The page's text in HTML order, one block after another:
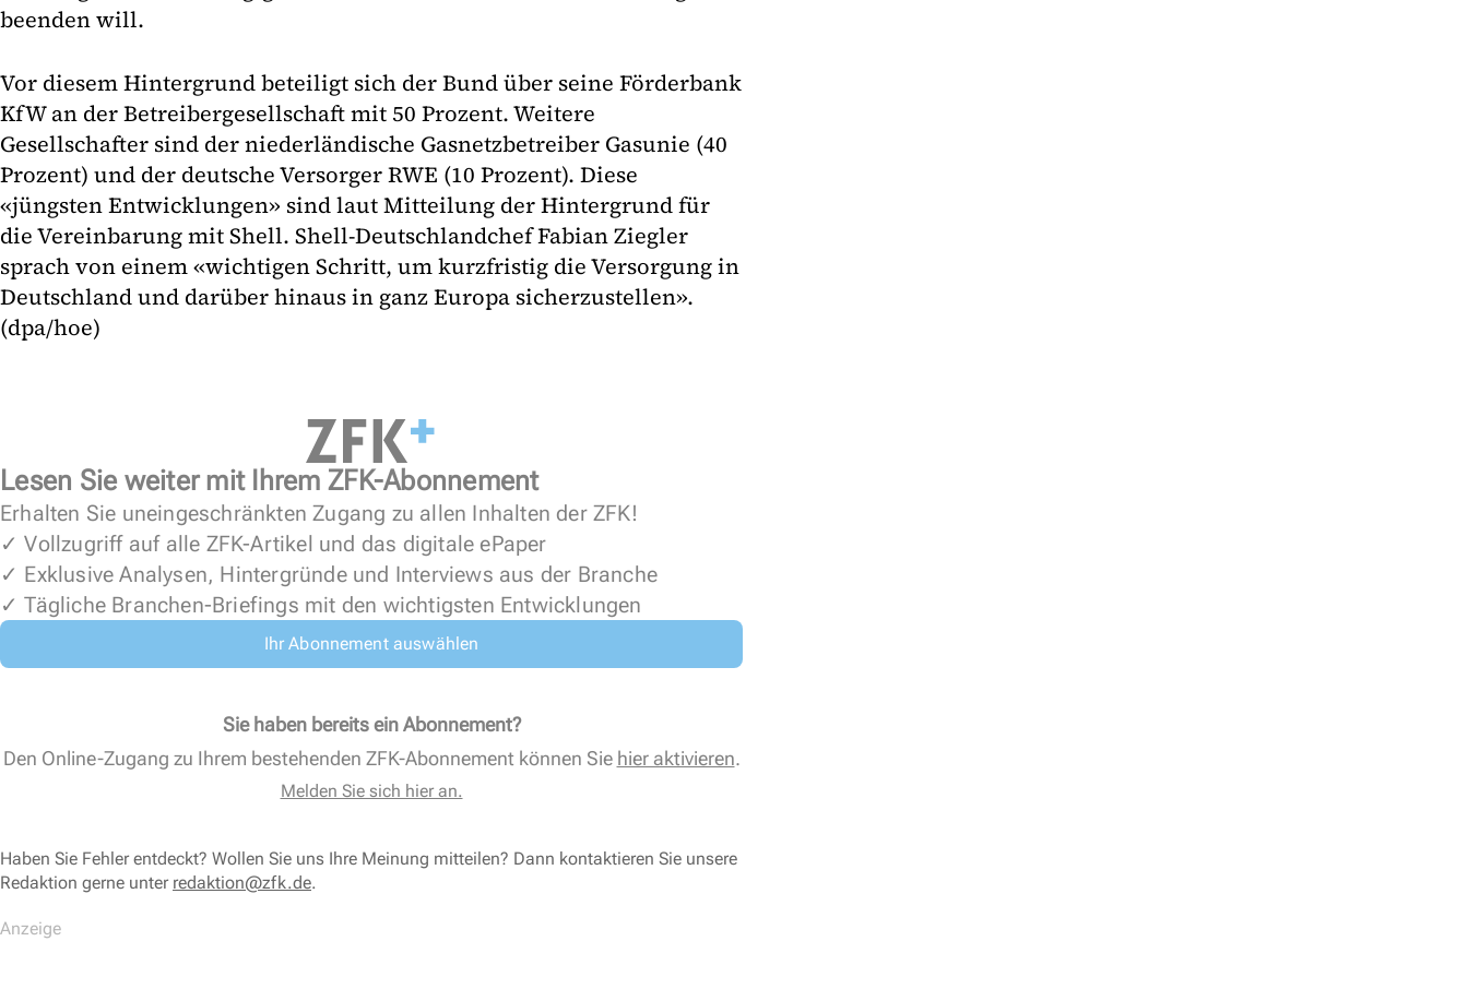
beenden will.
Vor diesem Hintergrund beteiligt sich der Bund über seine Förderbank
KfW an der Betreibergesellschaft mit 50 Prozent. Weitere
Gesellschafter sind der niederländische Gasnetzbetreiber Gasunie (40
Prozent) und der deutsche Versorger RWE (10 Prozent). Diese
«jüngsten Entwicklungen» sind laut Mitteilung der Hintergrund für
die Vereinbarung mit Shell. Shell-Deutschlandchef Fabian Ziegler
sprach von einem «wichtigen Schritt, um kurzfristig die Versorgung in
Deutschland und darüber hinaus in ganz Europa sicherzustellen».
(dpa/hoe)
Lesen Sie weiter mit Ihrem ZFK-Abonnement
Erhalten Sie uneingeschränkten Zugang zu allen Inhalten der ZFK!
✓ Vollzugriff auf alle ZFK-Artikel und das digitale ePaper
✓ Exklusive Analysen, Hintergründe und Interviews aus der Branche
✓ Tägliche Branchen-Briefings mit den wichtigsten Entwicklungen
Ihr Abonnement auswählen
Sie haben bereits ein Abonnement?
Den Online-Zugang zu Ihrem bestehenden ZFK-Abonnement können Sie hier aktivieren.
Melden Sie sich hier an.
Haben Sie Fehler entdeckt? Wollen Sie uns Ihre Meinung mitteilen? Dann kontaktieren Sie unsere
Redaktion gerne unter redaktion@zfk.de.